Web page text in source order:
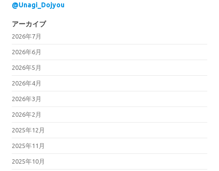
@Unagi_Dojyou
アーカイブ
2026年7月
2026年6月
2026年5月
2026年4月
2026年3月
2026年2月
2025年12月
2025年11月
2025年10月